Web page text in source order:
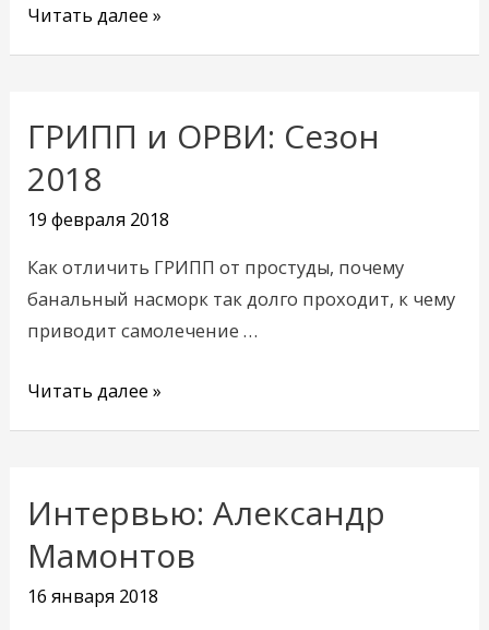
Читать далее »
ГРИПП и ОРВИ: Сезон
2018
19 февраля 2018
Как отличить ГРИПП от простуды, почему
банальный насморк так долго проходит, к чему
приводит самолечение …
ГРИПП
ОРВИ:
Сезон
2018
Читать далее »
Интервью: Александр
Мамонтов
16 января 2018
Интервью:
Александр
Мамонтов